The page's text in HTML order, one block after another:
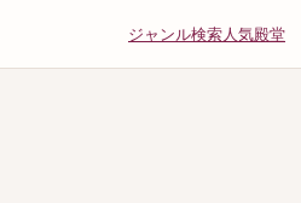
ジャンル検索人気殿堂